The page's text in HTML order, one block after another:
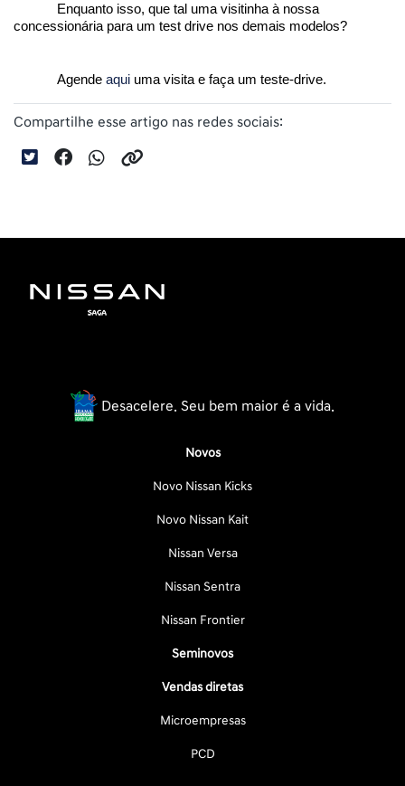
Enquanto isso, que tal uma visitinha à nossa
concessionária para um test drive nos demais modelos?
Agende aqui uma visita e faça um teste-drive.
Compartilhe esse artigo nas redes sociais:
Desacelere. Seu bem maior é a vida.
Novos
Novo Nissan Kicks
Novo Nissan Kait
Nissan Versa
Nissan Sentra
Nissan Frontier
Seminovos
Vendas diretas
Microempresas
PCD